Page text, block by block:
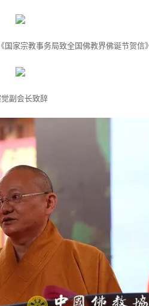
家宗教事务局致全国佛教界佛诞节贺信》
副会长致辞